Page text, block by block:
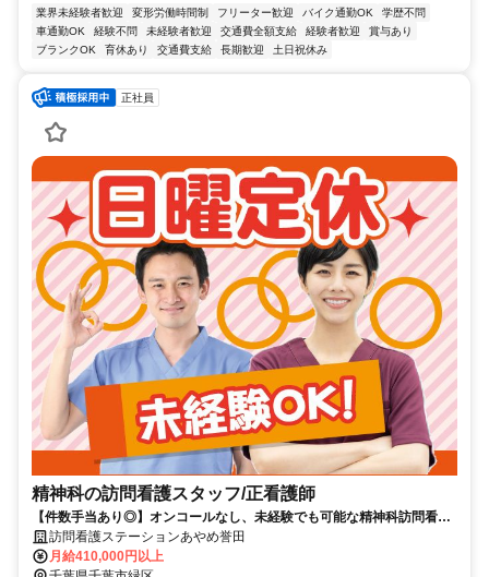
業界未経験者歓迎 変形労働時間制 フリーター歓迎 バイク通勤OK
学歴不問
車通勤OK
経験不問 未経験者歓迎 交通費全額支給 経験者歓迎
賞与あり
ブランクOK
育休あり 交通費支給 長期歓迎 土日祝休み
正社員
精神科の訪問看護スタッフ/正看護師
【件数手当あり◎】オンコールなし、未経験でも可能な精神科訪問看護
ステーション。正看護師募集
訪問看護ステーションあやめ誉田
月給410,000円以上